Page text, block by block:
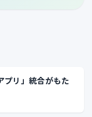
プリ」統合がもた